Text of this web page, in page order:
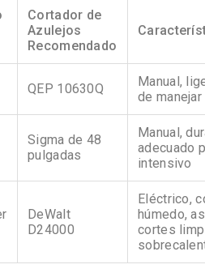
Cortador de
Azulejos
Recomendado
QEP 10630Q
Manual,
de manejar
Sigma de 48
pulgadas
Manual,
adecuado
intensivo
DeWalt
D24000
Eléctrico,
húmedo,
cortes